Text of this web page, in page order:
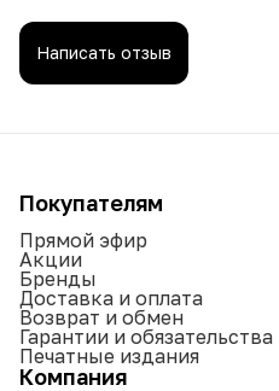
Написать отзыв
Покупателям
Прямой эфир
Акции
Бренды
Доставка и оплата
Возврат и обмен
Гарантии и обязательства
Печатные издания
Компания